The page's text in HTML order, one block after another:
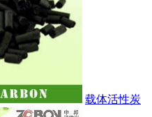
载体活性炭